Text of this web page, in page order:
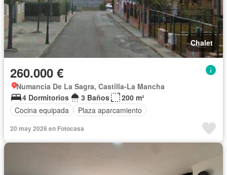
Chalet
260.000 €
Numancia De La Sagra, Castilla-La Mancha
4 Dormitorios
3 Baños
200 m²
Cocina equipada
Plaza aparcamiento
20 may 2026 en Fotocasa